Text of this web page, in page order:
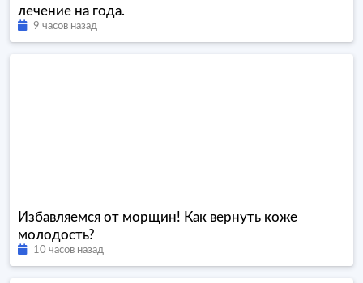
лечение на года.
9 часов назад
Избавляемся от морщин! Как вернуть коже
молодость?
10 часов назад